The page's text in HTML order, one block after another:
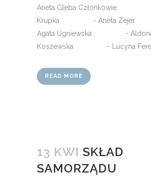
Aneta Gleba Członkowie: -
Krupka - Aneta
Agata Ugniewska -
Koszewska - Lucyna
READ MORE
13 KWI SKŁAD
SAMORZĄDU